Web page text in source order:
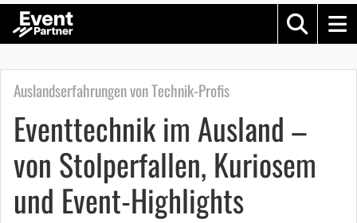
Auslandserfahrungen von Technik-Profis
Eventtechnik im Ausland –
von Stolperfallen, Kuriosem
und Event-Highlights